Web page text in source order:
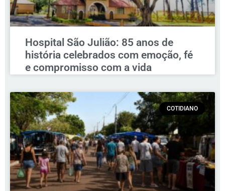
Hospital São Julião: 85 anos de
história celebrados com emoção, fé
e compromisso com a vida
COTIDIANO